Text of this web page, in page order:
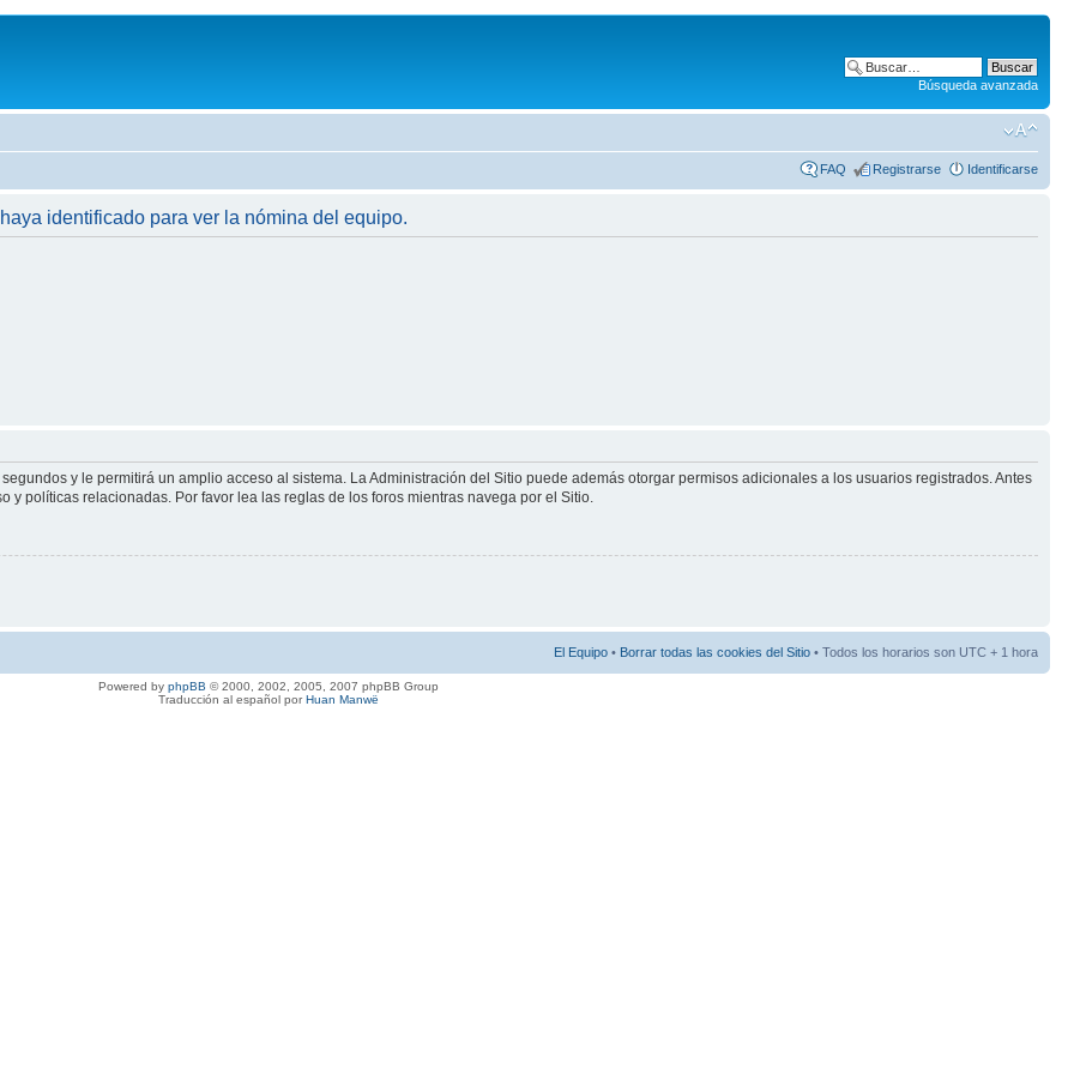
Búsqueda avanzada
FAQ Registrarse Identificarse
identificado para ver la nómina del equipo.
y le permitirá un amplio acceso al sistema. La Administración del Sitio puede además otorgar permisos adicionales a los usuarios registrados. Antes
políticas relacionadas. Por favor lea las reglas de los foros mientras navega por el Sitio.
El Equipo • Borrar todas las cookies del Sitio • Todos los horarios son UTC + 1 hora
Powered by phpBB © 2000, 2002, 2005, 2007 phpBB Group
Traducción al español porHuan Manwë